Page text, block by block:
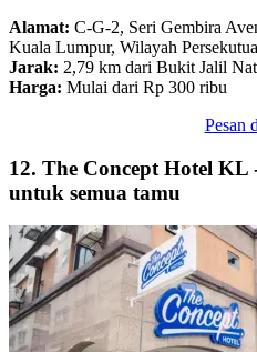
Alamat: C-G-2, Seri Gembira
Kuala Lumpur, Wilayah
Jarak: 2,79 km dari Bukit Jalil
Harga: Mulai dari Rp 300 ribu
Pesan
12. The Concept Hotel KL
untuk semua tamu